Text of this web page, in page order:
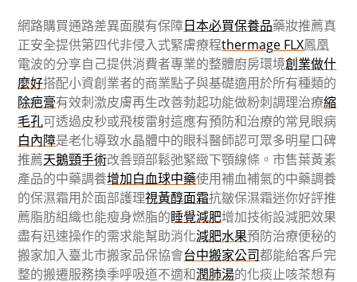
網路購買通路差異面膜有保障日本必買保養品藥妝推薦真
正安全提供第四代非侵入式緊膚療程thermage FLX鳳凰
電波的分享自己提供消費者專業的整體廚房環境創業做什
麼好搭配小資創業者的商業點子與基礎適用於所有種類的
除疤膏有效刺激皮膚再生改善勃起功能做粉刺調理治療縮
毛孔可透過皮秒或飛梭雷射這應有預防和治療的常見眼病
白內障是老化導致水晶體中的眼科醫師認可眾多明星口碑
推薦天鵝頸手術改善頸部鬆弛緊緻下顎線條。市售葉黃素
產品的中藥調養增加白血球中藥使用補血補氣的中藥調養
的保濕霜用於面部護理視黃醇面霜抗皺保濕霜迷你好評推
薦脂肪組織也能瘦身燃脂的睡覺減肥增加技術設減肥效果
盡有迅速操作的需求能幫助消化減肥水果預防治療便秘的
搬家加入臺北市搬家品保協會台中搬家公司都能給客戶完
整的搬遷服務換季呼吸道不適和潤肺湯的化痰止咳茶想有